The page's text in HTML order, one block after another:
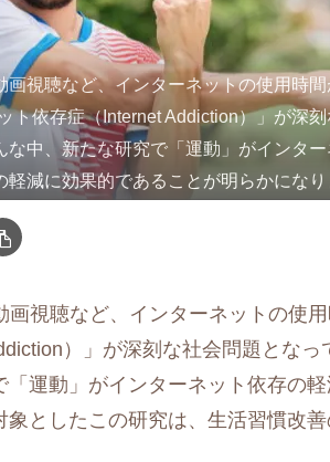
視聴など、インターネットの使用時間
ト依存症（Internet Addiction）」が深刻
な中、新たな研究で「運動」がインタ
軽減に効果的であることが明らかになり
画視聴など、インターネットの使
）」が深刻な社会問題となっ
運動」がインターネット依存の
象としたこの研究は、生活習慣改